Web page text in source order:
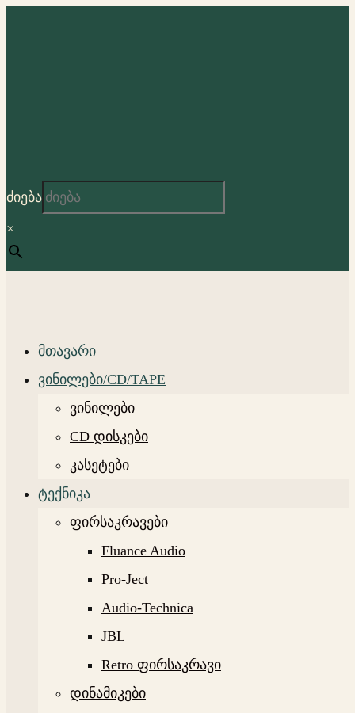
ძიება
×
მთავარი
ვინილები/CD/TAPE
ვინილები
CD დისკები
კასეტები
ტექნიკა
ფირსაკრავები
Fluance Audio
Pro-Ject
Audio-Technica
JBL
Retro ფირსაკრავი
დინამიკები